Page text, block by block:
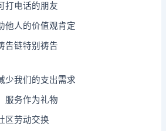
打电话的朋友
他人的价值观肯定
告链特别祷告
少我们的支出需求
服务作为礼物
区劳动交换